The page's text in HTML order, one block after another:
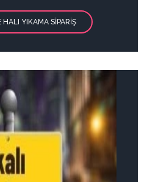
HALI YIKAMA SIPARIŞ